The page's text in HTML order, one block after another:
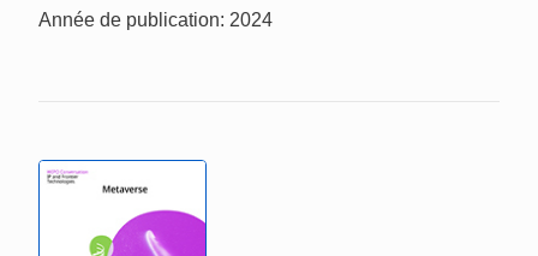
Année de publication: 2024